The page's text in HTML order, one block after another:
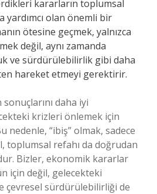
kararların toplumsal
yardımcı olan önemli bir
ötesine geçmek, yalnızca
değil, aynı zamanda
ve sürdürülebilirlik gibi daha
hareket etmeyi gerektirir.
daha iyi
krizleri önlemek için
nedenle, “ibiş” olmak, sadece
toplumsal refahı da doğrudan
Bizler, ekonomik kararlar
için değil, gelecekteki
çevresel sürdürülebilirliği de